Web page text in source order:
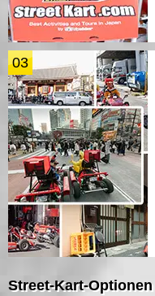
03
Street-Kart-Optionen